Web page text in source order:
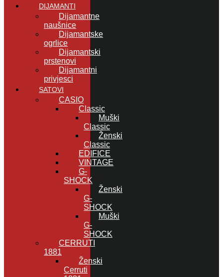
DIJAMANTI
Dijamantne
naušnice
Dijamantske
ogrlice
Dijamantski
prstenovi
Dijamantni
privjesci
SATOVI
CASIO
Classic
Muški
Classic
Ženski
Classic
EDIFICE
VINTAGE
G-
SHOCK
Ženski
G-
SHOCK
Muški
G-
SHOCK
CERRUTI
1881
Ženski
Cerruti